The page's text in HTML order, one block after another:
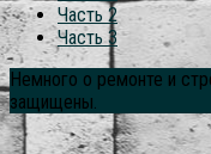
Часть 2
Часть 3
Немного о ремонте и
защищены.